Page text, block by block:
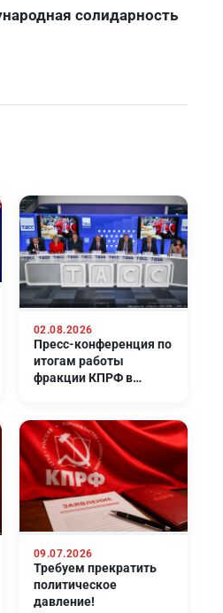
солидарность
02.08.2026
Пресс-конференция по
итогам работы
фракции КПРФ в
09.07.2026
Требуем прекратить
политическое
давление!